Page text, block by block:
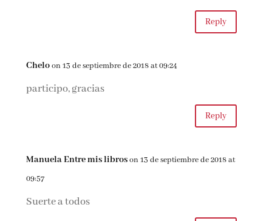
Reply
Cheloon 13 de septiembre de 2018 at 09:24
participo, gracias
Reply
Manuela Entre mis libroson 13 de septiembre de 2018 at
09:57
Suerte a todos